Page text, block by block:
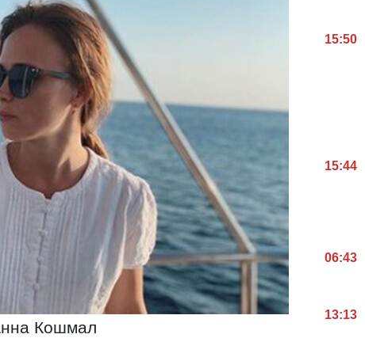
Кошмал
15:50
15:44
06:43
13:13